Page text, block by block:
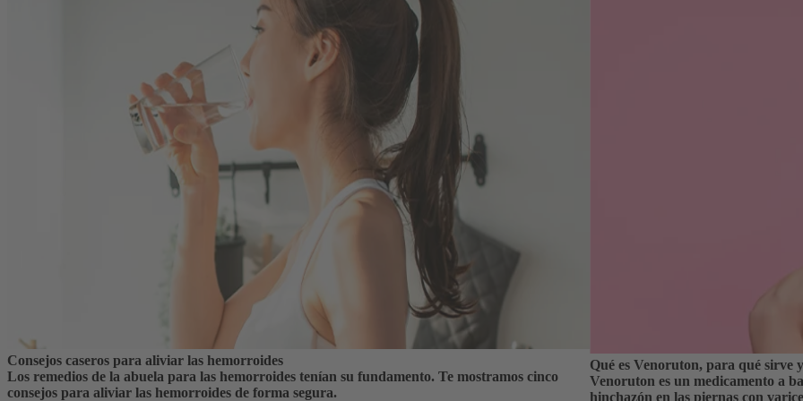
Consejos caseros para aliviar las hemorroides
Los remedios de la abuela para las hemorroides tenían su fundamento. Te mostramos cinco
consejos para aliviar las hemorroides de forma segura.
Qué es Venoruton, para qué sirve
Venoruton es un medicamento a
hinchazón en las piernas con